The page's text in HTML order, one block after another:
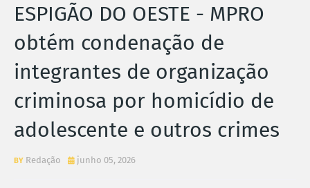
ESPIGÃO DO OESTE - MPRO
obtém condenação de
integrantes de organização
criminosa por homicídio de
adolescente e outros crimes
Redação junho 05, 2026